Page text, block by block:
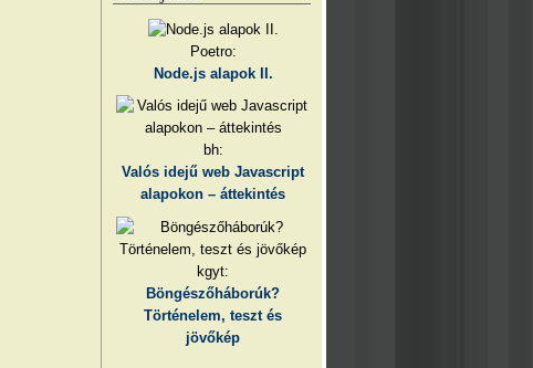
Poetro:
Node.js alapok II.
bh:
Valós idejű web Javascript
alapokon – áttekintés
kgyt:
Böngészőháborúk?
Történelem, teszt és
jövőkép